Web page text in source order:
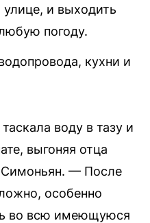
улице, и выходить
погоду.
кухни и
воду в тазу и
выгоняя отца
Симоньян. — После
особенно
во всю имеющуюся